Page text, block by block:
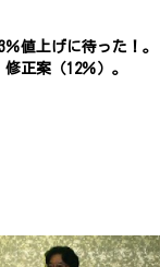
％値上げに待った！。
正案（12％）。